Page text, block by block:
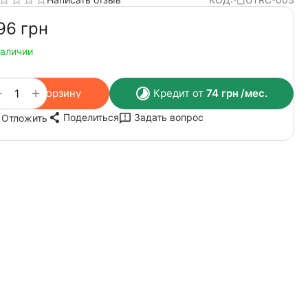
грн
+
В корзину Кредит от 74грн /мес.
Отложить Поделиться Задать вопрос